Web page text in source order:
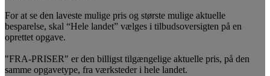
For at se den laveste mulige pris og største mulige aktuelle
besparelse, skal “Hele landet” vælges i tilbudsoversigten på en
oprettet opgave.
"FRA-PRISER" er den billigst tilgængelige aktuelle pris, på den
samme opgavetype, fra værksteder i hele landet.